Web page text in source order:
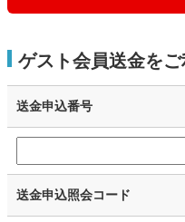
ゲスト会員送金を
送金申込番号
送金申込照会コード